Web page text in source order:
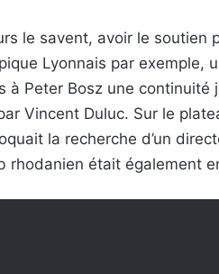
le savent, avoir le soutien
Lyonnais par exemple,
à Peter Bosz une
Vincent Duluc. Sur le
la recherche d’un
rhodanien était également